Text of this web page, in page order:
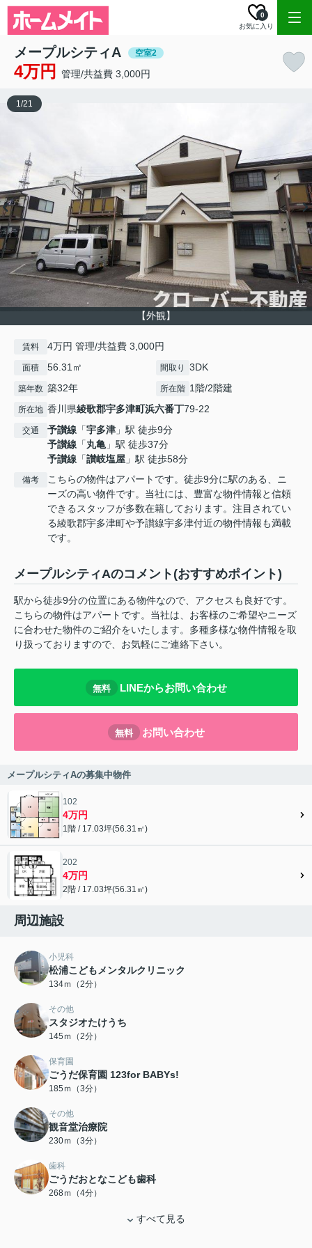
お気に入り
0
メープルシティA 空室2
4万円 管理/共益費 3,000円
【外観】
1/21
賃料 4万円 管理/共益費 3,000円
面積 56.31㎡ 間取り 3DK
築年数 築32年 所在階 1階/2階建
所在地 香川県綾歌郡宇多津町浜六番丁79-22
交通 予讃線 「宇多津 」駅 徒歩9分
予讃線 「丸亀」駅 徒歩37分
予讃線 「讃岐塩屋 」駅 徒歩58分
備考
こちらの物件はアパートです。徒歩9分に駅のある、ニ
ーズの高い物件です。当社には、豊富な物件情報と信頼
できるスタッフが多数在籍しております。注目されてい
る綾歌郡宇多津町や予讃線宇多津付近の物件情報も満載
です。
メープルシティAのコメント(おすすめポイント)
駅から徒歩9分の位置にある物件なので、アクセスも良好です。
こちらの物件はアパートです。当社は、お客様のご希望やニーズ
に合わせた物件のご紹介をいたします。多種多様な物件情報を取
り扱っておりますので、お気軽にご連絡下さい。
無料 LINEからお問い合わせ
無料 お問い合わせ
メープルシティAの募集中物件
102
4万円
1階 / 17.03坪(56.31㎡)
202
4万円
2階 / 17.03坪(56.31㎡)
周辺施設
小児科
松浦こどもメンタルクリニック
134ｍ（2分）
その他
スタジオたけうち
145ｍ（2分）
保育園
ごうだ保育園 123for BABYs!
185ｍ（3分）
その他
観音堂治療院
230ｍ（3分）
歯科
ごうだおとなこども歯科
268ｍ（4分）
すべて見る